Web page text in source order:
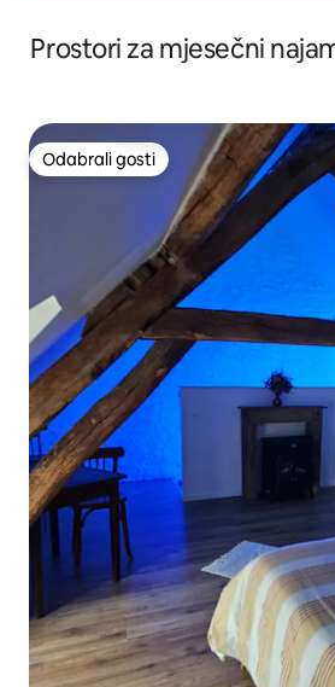
Prostori za mjesečni
Odabrali gosti
Odabrali gosti